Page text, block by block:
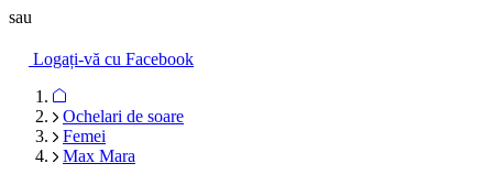
sau
Logați-vă cu Facebook
web-
Lentile de contact
Ochelari de soare
Femei
Max Mara